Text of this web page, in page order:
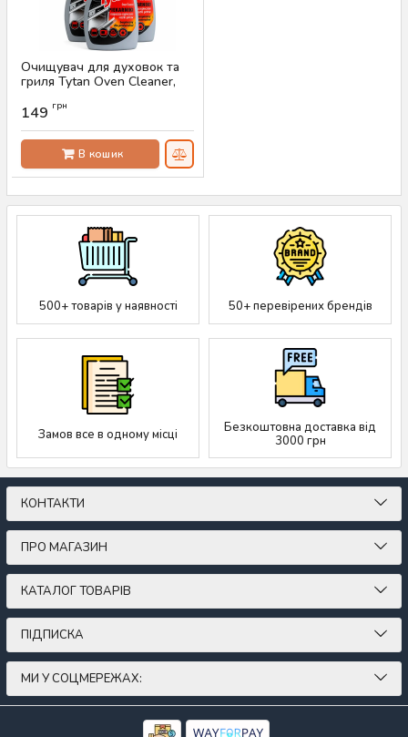
Очищувач для духовок та
гриля Tytan Oven Cleaner,
Артикул:
149 грн
В кошик
500+ товарів у наявності 50+ перевірених брендів
Замов все в одному місці
Безкоштовна доставка від
3000 грн
КОНТАКТИ
ПРО МАГАЗИН
КАТАЛОГ ТОВАРІВ
ПІДПИСКА
МИ У СОЦМЕРЕЖАХ: